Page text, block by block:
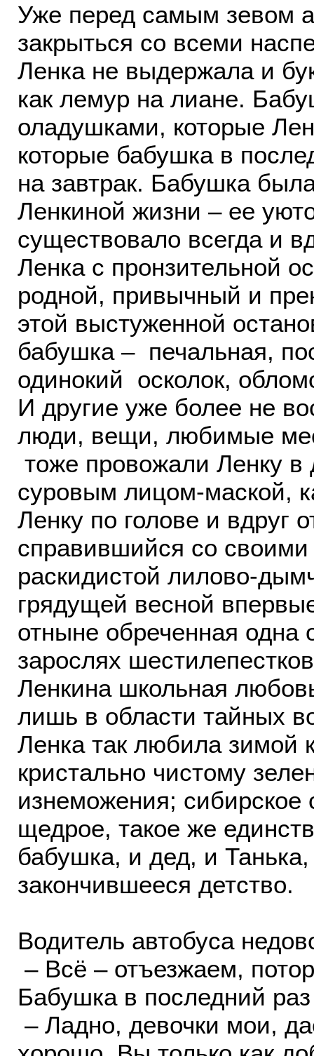
Уже перед самым зевом
закрыться со всеми
Ленка не выдержала и
как лемур на лиане.
оладушками, которые
которые бабушка в
на завтрак. Бабушка
Ленкиной жизни – ее
существовало всегда и
Ленка с пронзительной
родной, привычный и
этой выстуженной
бабушка – печальная,
одинокий осколок,
И другие уже более не
люди, вещи, любимые
тоже провожали Ленку в
суровым лицом-маской,
Ленку по голове и вдруг
справившийся со
раскидистой лилово-
грядущей весной
отныне обреченная одна
зарослях
Ленкина школьная
лишь в области тайных
Ленка так любила зимой
кристально чистому
изнеможения; сибирское
щедрое, такое же
бабушка, и дед, и
закончившееся детство.
Водитель автобуса
– Всё – отъезжаем,
Бабушка в последний
– Ладно, девочки мои,